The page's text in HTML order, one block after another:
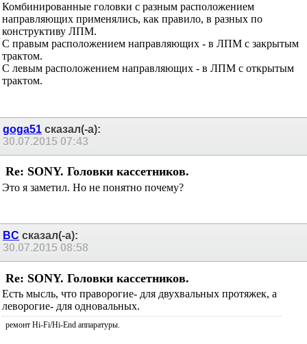
Комбинированные головки с разным расположением
направляющих применялись, как правило, в разных по
конструктиву ЛПМ.
С правым расположением направляющих - в ЛПМ с закрытым
трактом.
С левым расположением направляющих - в ЛПМ с открытым
трактом.
goga51сказал(-а):
30.07.2015
Re: SONY. Головки кассетников.
Это я заметил. Но не понятно почему?
BC сказал(-а):
30.07.2015 08:58
Re: SONY. Головки кассетников.
Есть мысль, что праворогие- для двухвальных протяжек, а
леворогие- для одновальных.
ремонт Hi-Fi/Hi-End аппаратуры.